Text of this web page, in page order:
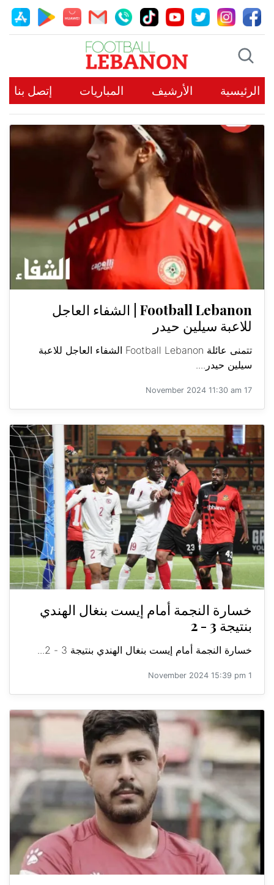
الرئيسية الأرشيف المباريات إتصل بنا
Football Lebanon | الشفاء العاجل
للاعبة سيلين حيدر
تتمنى عائلة Football Lebanon الشفاء العاجل للاعبة
سيلين حيدر....
17 November 2024 11:30 am
خسارة النجمة أمام إيست بنغال الهندي
بنتيجة 3 - 2
خسارة النجمة أمام إيست بنغال الهندي بنتيجة 3 - 2...
1 November 2024 15:39 pm